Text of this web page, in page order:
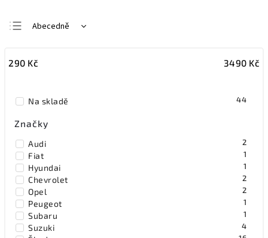
Abecedně
Nejdražší
290 Kč 3490 Kč
Na skladě 44
Značky
Audi 2
Fiat 1
Hyundai 1
Chevrolet 2
Opel 2
Peugeot 1
Subaru 1
Suzuki 4